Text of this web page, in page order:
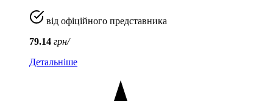
від офіційного представника
79.14 грн/
Детальніше